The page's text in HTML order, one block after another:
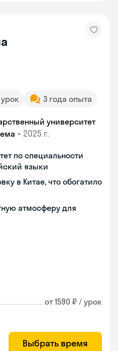
урок 3 года опыта
университет
• 2025 г.
по специальности
языки
в Китае, что обогатило
атмосферу для
от 1590 ₽ / урок
Выбрать время